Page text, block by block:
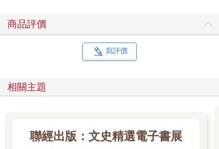
服裝。御幸通這個街名原是為紀念天皇駕臨而取，但媒體此時卻
將它冠上「親不孝通」之名。
媒體之所以譴責御幸族，主因除了認為青少年行為不檢，還認定
點，象徵日本重返國際社會。日本希望外國訪客看到的是他們在
銀座商家的不滿更是直接，因為每逢週末都會有近兩千多名青少
商品評價
寫評價
相關主題
聯經出版：文史精選電子書展